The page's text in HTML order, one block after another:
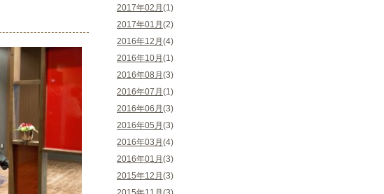
2017年02月 (1)
2017年01月 (2)
2016年12月 (4)
2016年10月 (1)
2016年08月 (3)
2016年07月 (1)
2016年06月 (3)
2016年05月 (3)
2016年03月 (4)
2016年01月 (3)
2015年12月 (3)